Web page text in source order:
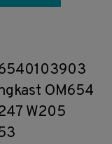
OM654
W205